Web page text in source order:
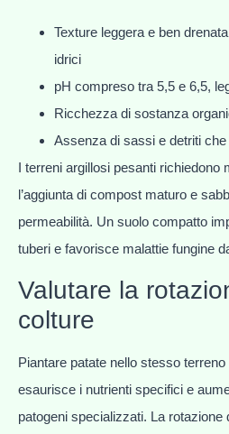
Texture leggera e ben
idrici
pH compreso tra 5,5 e 6,5,
Ricchezza di sostanza
Assenza di sassi e detriti
I terreni argillosi pesanti richiedono
l’aggiunta di compost maturo e
permeabilità. Un suolo compatto
tuberi e favorisce malattie fungine
Valutare la
colture
Piantare patate nello stesso
esaurisce i nutrienti specifici e
patogeni specializzati. La